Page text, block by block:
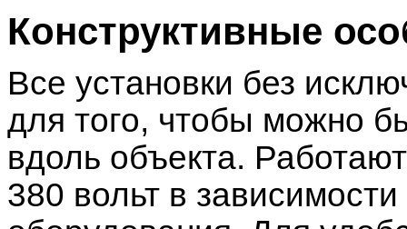
Конструктивные
Все установки без
для того, чтобы можно
вдоль объекта.
380 вольт в